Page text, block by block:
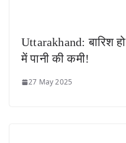
Uttarakhand: बारिश
में पानी की कमी!
27 May 2025